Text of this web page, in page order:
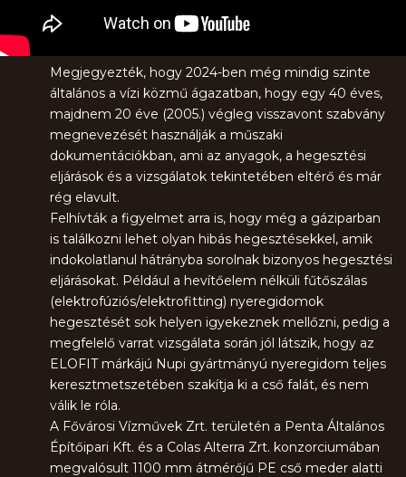
Megjegyezték, hogy 2024-ben még mindig szinte
általános a vízi közmű ágazatban, hogy egy 40 éves,
majdnem 20 éve (2005.) végleg visszavont szabvány
megnevezését használják a műszaki
dokumentációkban, ami az anyagok, a hegesztési
eljárások és a vizsgálatok tekintetében eltérő és már
rég elavult.
Felhívták a figyelmet arra is, hogy még a gáziparban
is találkozni lehet olyan hibás hegesztésekkel, amik
indokolatlanul hátrányba sorolnak bizonyos hegesztési
eljárásokat. Például a hevítőelem nélküli fűtőszálas
(elektrofúziós/elektrofitting) nyeregidomok
hegesztését sok helyen igyekeznek mellőzni, pedig a
megfelelő varrat vizsgálata során jól látszik, hogy az
ELOFIT márkájú Nupi gyártmányú nyeregidom teljes
keresztmetszetében szakítja ki a cső falát, és nem
válik le róla.
A Fővárosi Vízművek Zrt. területén a Penta Általános
Építőipari Kft. és a Colas Alterra Zrt. konzorciumában
megvalósult 1100 mm átmérőjű PE cső meder alatti